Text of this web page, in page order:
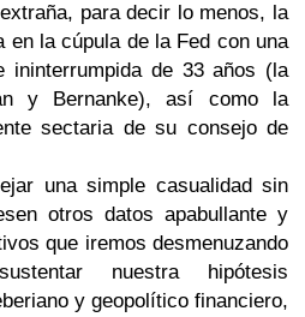
para decir lo menos, la
en la cúpula de la Fed con una
ininterrumpida de 33 años (la
y Bernanke), así como la
sectaria de su consejo de
una simple casualidad sin
otros datos apabullante y
que iremos desmenuzando
nuestra hipótesis
y geopolítico financiero,